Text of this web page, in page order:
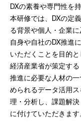
DXの素養や専門性を
本研修では、DXの定
る背景や個人・企業
自身や自社のDX推進
いただくことを目的と
経済産業省が策定す
推進に必要な人材の
められるデータ活用
理・分析し、課題解
に付けていただきます。